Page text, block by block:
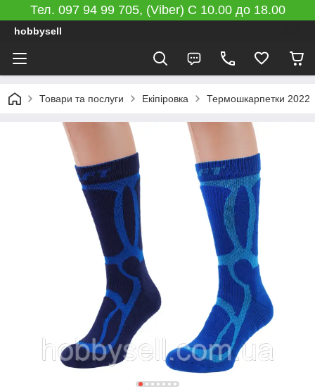
Тел. 097 94 99 705, (Viber) C 10.00 до 18.00
hobbysell
Товари та послуги Екіпіровка Термошкарпетки 2022